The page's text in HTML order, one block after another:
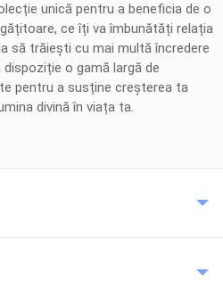
unică pentru a beneficia de o
ce îți va îmbunătăți relația
să trăiești cu mai multă încredere
o gamă largă de
pentru a susține creșterea ta
divină în viața ta.